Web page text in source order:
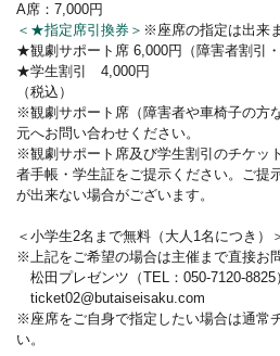
A席：7,000円
＜★指定席引換券＞ ※座席の指定は出来
★観劇サポート席 6,000円（障害者割引・
★学生割引 4,000円
（税込）
※観劇サポート席（障害者や車椅子の方
元へお問い合わせください。
※観劇サポート席及び学生割引のチケッ
者手帳・学生証をご提示ください。ご提
が出来ない場合がございます。
＜小学生2名まで無料（大人1名につき）
※上記をご希望の場合は主催まで直接お
松田プレゼンツ（TEL：050-7120-8825
ticket02@butaiseisaku.com
※座席をご自身で指定したい場合は通常
い。